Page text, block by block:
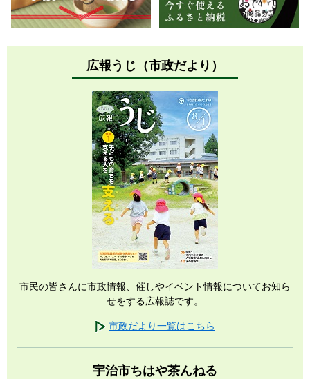
広報うじ（市政だより）
市民の皆さんに市政情報、催しやイベント情報についてお知ら
せをする広報誌です。
市政だより一覧はこちら
宇治市ちはや茶んねる